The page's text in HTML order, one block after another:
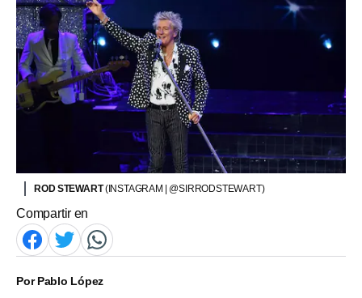
ROD STEWART(INSTAGRAM | @SIRRODSTEWART)
Compartir en
PorPablo López